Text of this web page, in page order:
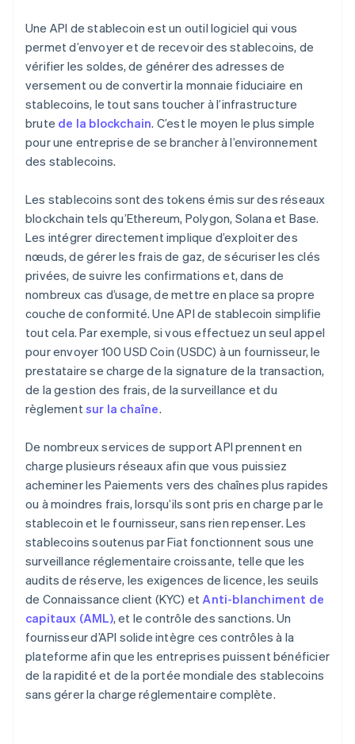
Une API de stablecoin est un outil logiciel qui vous
permet d’envoyer et de recevoir des stablecoins, de
vérifier les soldes, de générer des adresses de
versement ou de convertir la monnaie fiduciaire en
stablecoins, le tout sans toucher à l’infrastructure
brute de la blockchain. C’est le moyen le plus simple
pour une entreprise de se brancher à l’environnement
des stablecoins.
Les stablecoins sont des tokens émis sur des réseaux
blockchain tels qu’Ethereum, Polygon, Solana et Base.
Les intégrer directement implique d’exploiter des
nœuds, de gérer les frais de gaz, de sécuriser les clés
privées, de suivre les confirmations et, dans de
nombreux cas d’usage, de mettre en place sa propre
couche de conformité. Une API de stablecoin simplifie
tout cela. Par exemple, si vous effectuez un seul appel
pour envoyer 100 USD Coin (USDC) à un fournisseur, le
prestataire se charge de la signature de la transaction,
de la gestion des frais, de la surveillance et du
règlementsur la chaîne.
De nombreux services de support API prennent en
charge plusieurs réseaux afin que vous puissiez
acheminer les Paiements vers des chaînes plus rapides
ou à moindres frais, lorsqu’ils sont pris en charge par le
stablecoin et le fournisseur, sans rien repenser. Les
stablecoins soutenus par Fiat fonctionnent sous une
surveillance réglementaire croissante, telle que les
audits de réserve, les exigences de licence, les seuils
de Connaissance client (KYC) etAnti-blanchiment de
capitaux (AML), et le contrôle des sanctions. Un
fournisseur d’API solide intègre ces contrôles à la
plateforme afin que les entreprises puissent bénéficier
de la rapidité et de la portée mondiale des stablecoins
sans gérer la charge réglementaire complète.